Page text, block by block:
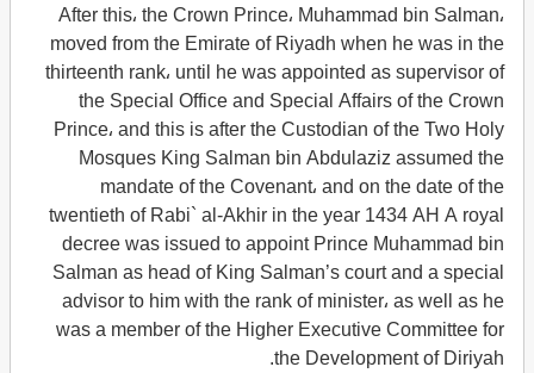
After this، the Crown Prince، Muhammad bin Salman،
moved from the Emirate of Riyadh when he was in the
thirteenth rank، until he was appointed as supervisor of
the Special Office and Special Affairs of the Crown
Prince، and this is after the Custodian of the Two Holy
Mosques King Salman bin Abdulaziz assumed the
mandate of the Covenant، and on the date of the
twentieth of Rabi` al-Akhir in the year 1434 AH A royal
decree was issued to appoint Prince Muhammad bin
Salman as head of King Salman’s court and a special
advisor to him with the rank of minister، as well as he
was a member of the Higher Executive Committee for
the Development of Diriyah.